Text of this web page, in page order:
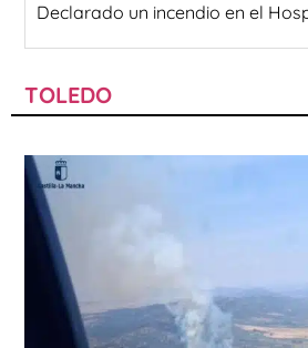
Declarado un incendio en el
TOLEDO